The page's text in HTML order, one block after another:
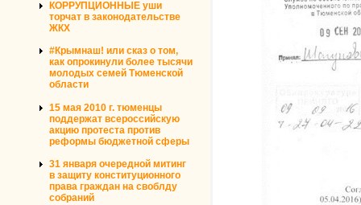
КОРРУПЦИОННЫЕ уши
торчат в законодательстве
ЖКХ
#Крымнаш! или сказ о том,
как опрокинули более тысячи
молодых семей Тюменской
области
15 мая 2010 г. тюменцы
поддержат всероссийскую
акцию протеста против
реформы бюджетной сферы
31 января очередной митинг
в защиту конституционного
права граждан на своблду
собраний